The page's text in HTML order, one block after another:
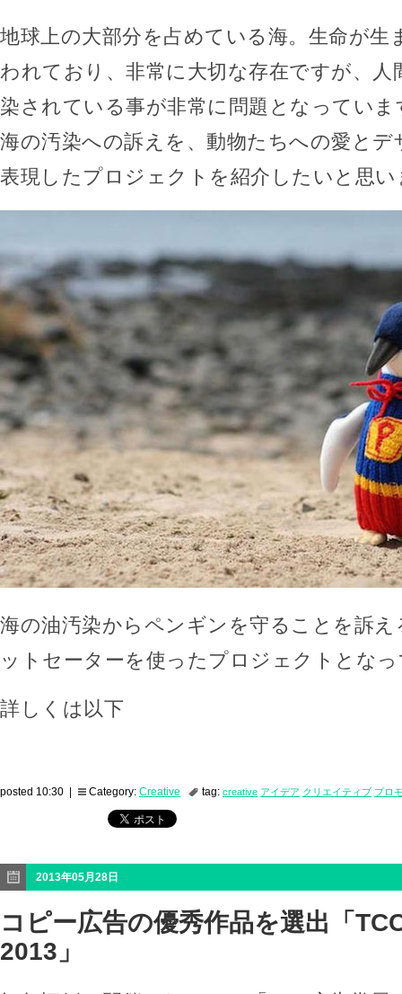
地球上の大部分を占めている海。生命が生
われており、非常に大切な存在ですが、人
染されている事が非常に問題となってい
海の汚染への訴えを、動物たちへの愛と
表現したプロジェクトを紹介したいと思い
海の油汚染からペンギンを守ることを訴
ットセーターを使ったプロジェクトとな
詳しくは以下
posted 10:30 | Category: Creative tag: creative アイデア クリエイティブ プロ
2013年05月28日
コピー広告の優秀作品を選出「
2013」